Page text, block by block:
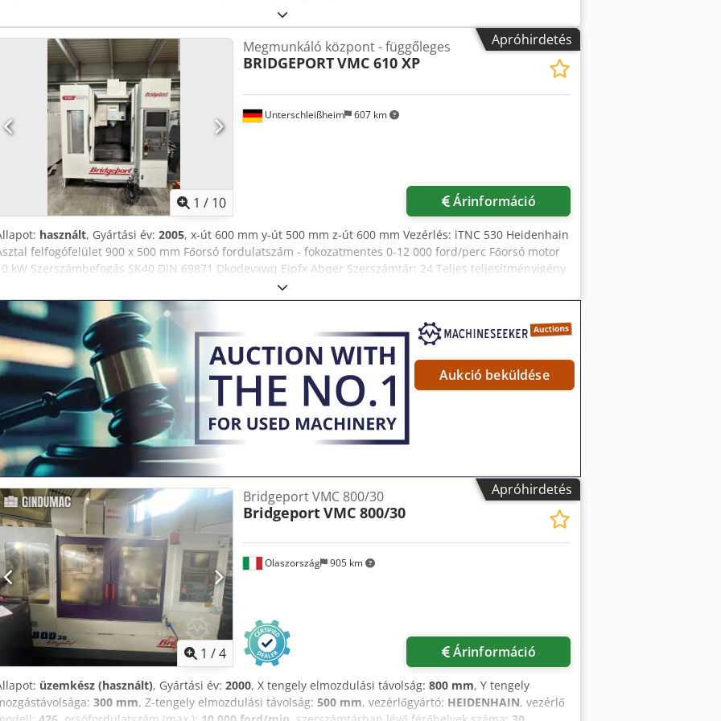
garantált eladás a legmagasabb ajánlatra! MŰSZAKI ADATOK Dkjdpfjzmryysx Abqjr X tengely
800 mm Y tengely mozgástartománya: 500 mm Z tengely mozgástartománya: 500 mm
Fordulatszám-tartomány: 0–10 000 ford./perc Fordulatszám-szabályozás: fokozatmentes Szerszámtartó: SK
40 Tárkapacitás: 20 GÉP ADATOK Vezérlés: Heidenhain TNC 410 Rögzítőfelület: 1000 × 500 mm
KIEGÉSZÍTŐK Rögzített szögletes asztal Függőleges szerszámtartó Teljes védőkabinet tolóajtókkal és belső
világítással Különböző SK 40-es szerszámtartók Elektronikus kézikerék Hűtőfolyadék-ellátó rendszer,
erősített szivattyúval Hűtőfolyadék-nyomás: 20 bar Forgács szállító Üzemeltetési útmutató
Apróhirdetés
1 / 10
Unterschleißheim 607 km
Megmunkáló központ - függőleges
BRIDGEPORTVMC 610 XP
Árinformáció
használt, Gyártási év: 2005, x-út 600 mm y-út 500 mm z-út 600 mm Vezérlés: iTNC 530 Heidenhain
felfogófelület 900 x 500 mm Főorsó fordulatszám - fokozatmentes 0-12 000 ford/perc Főorsó motor
kW Szerszámbefogás SK40 DIN 69871 Dkodevxwq Ejpfx Abqer Szerszámtár: 24 Teljes teljesítményigény
22 kW Géptömeg kb. 6,4 t Helyigény kb. 5,3 x 3,5 x 3,5 m Forgácsszállító kaparószalaggal Hűtőfolyadék-
3 szivattyú / patronos szűrő Nagy nyomású szivattyú Grundfoss típus CRK2-220/22 A-W-A-AUUV
Aukció beküldése
Apróhirdetés
1 /4
Olaszország 905 km
Bridgeport VMC 800/30
BridgeportVMC 800/30
Árinformáció
üzemkész (használt), Gyártási év: 2000, X tengely elmozdulási távolság: 800 mm, Y tengely
300 mm, Z-tengely elmozdulási távolság: 500 mm, vezérlőgyártó: HEIDENHAIN, vezérlő